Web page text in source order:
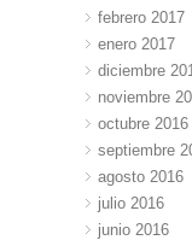
febrero 2017
enero 2017
diciembre
noviembre
octubre 2016
septiembre
agosto 2016
julio 2016
junio 2016